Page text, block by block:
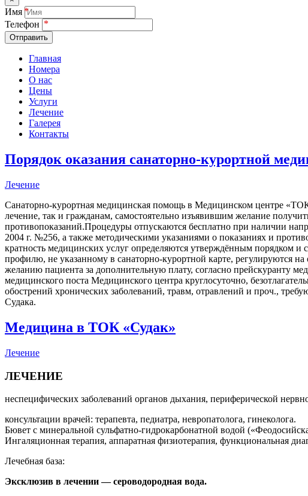
Имя
Телефон
Отправить
Главная
Номера
О нас
Цены
Услуги
Лечение
Галерея
Контакты
Порядок оказания санаторно-курортной
Лечение
Санаторно-курортная медицинская помощь в Медицинском центре
лечение, так и гражданам, самостоятельно изъявившим желание
противопоказаний.Процедуры отпускаются бесплатно при наличии
2004 г. №256, а также методическими указаниями о показаниях и
кратность медицинских услуг определяются утверждённым порядком и
профилю, не указанному в санаторно-курортной карте, регулируются
желанию пациента за дополнительную плату, согласно прейскуранту
медицинского поста Медицинского центра круглосуточно,
обострений хронических заболеваний, травм, отравлений и проч.,
Судака.
Медицина в ТОК «Судак»
Лечение
ЛЕЧЕНИЕ
неспецифических заболеваний органов дыхания, периферической
консультации врачей: терапевта, педиатра, невропатолога, гинеколога.
Бювет с минеральной сульфатно-гидрокарбонатной водой
Ингаляционная терапия, аппаратная физиотерапия, функциональная
Лечебная база:
Эксклюзив в лечении — сероводородная вода.